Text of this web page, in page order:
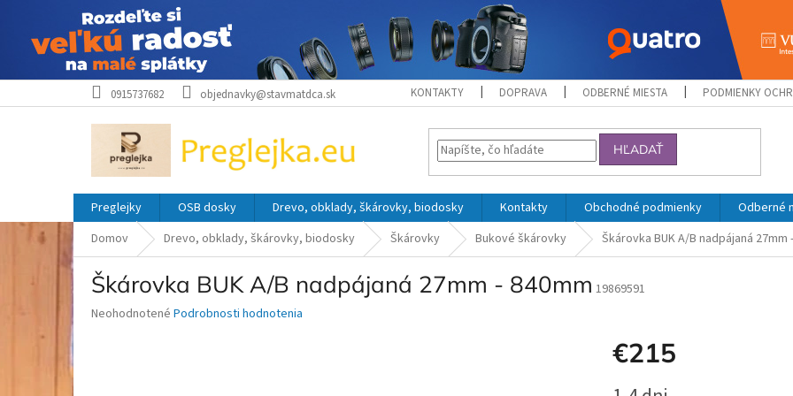
na
0915737682 objednavky@stavmatdca.sk KONTAKTY DOPRAVA ODBERNÉ MIESTA PODMIENKY
HĽADAŤ
Preglejky OSB dosky Drevo, obklady, škárovky, biodosky Kontakty Obchodné podmienky Odberné
Domov
Drevo, obklady, škárovky, biodosky Škárovky Bukové škárovky Škárovka BUK A/B nadpájaná 27mm
Škárovka BUK A/B nadpájaná 27mm - 840mm 19869591
Priemerné
Neohodnotené Podrobnosti hodnotenia
€215